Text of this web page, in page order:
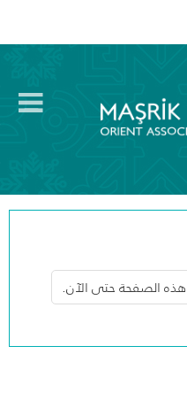
الرئيسية
هذه الصفحة حتى الآن.